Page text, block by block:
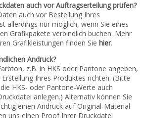
auch vor Auftragserteilung prüfen?
auch vor Bestellung Ihres
allerdings nur möglich, wenn Sie eines
Grafikpakete verbindlich buchen. Mehr
Grafikleistungen finden Sie hier.
Andruck?
z.B. in HKS oder Pantone angeben,
Ihres Produktes richten. (Bitte
HKS- oder Pantone-Werte auch
anlegen.) Alternativ können Sie
einen Andruck auf Original-Material
uns einen Proof Ihrer Druckdatei